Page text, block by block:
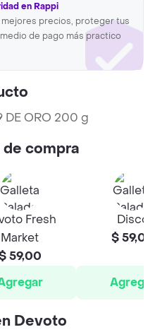
en Rappi
precios, proteger tus
de pago más practico
DE ORO 200 g
compra
Fresh
Market
59,00
Disco
$ 59,00
Agregar
Devoto